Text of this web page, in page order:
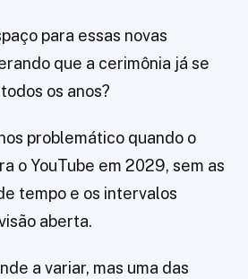
para essas novas
que a cerimônia já se
os anos?
problemático quando o
o YouTube em 2029, sem as
tempo e os intervalos
aberta.
a variar, mas uma das